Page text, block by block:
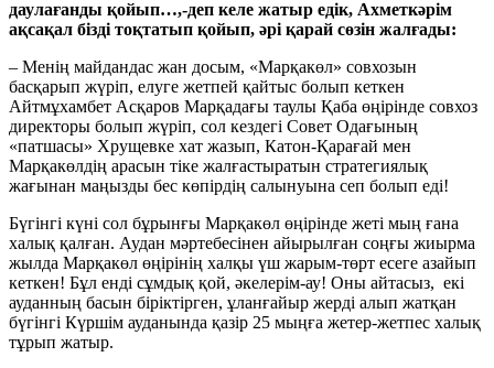
даулағанды қойып…,-деп келе жатыр едік, Ахметкәрім
ақсақал бізді тоқтатып қойып, әрі қарай сөзін жалғады:
– Менің майдандас жан досым, «Марқакөл» совхозын
басқарып жүріп, елуге жетпей қайтыс болып кеткен
Айтмұхамбет Асқаров Марқадағы таулы Қаба өңірінде совхоз
директоры болып жүріп, сол кездегі Совет Одағының
«патшасы» Хрущевке хат жазып, Катон-Қарағай мен
Марқакөлдің арасын тіке жалғастыратын стратегиялық
жағынан маңызды бес көпірдің салынуына сеп болып еді!
Бүгінгі күні сол бұрынғы Марқакөл өңірінде жеті мың ғана
халық қалған. Аудан мәртебесінен айырылған соңғы жиырма
жылда Марқакөл өңірінің халқы үш жарым-төрт есеге азайып
кеткен! Бұл енді сұмдық қой, әкелерім-ау! Оны айтасыз, екі
ауданның басын біріктірген, ұланғайыр жерді алып жатқан
бүгінгі Күршім ауданында қазір 25 мыңға жетер-жетпес халық
тұрып жатыр.